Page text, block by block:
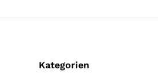
Kategorien